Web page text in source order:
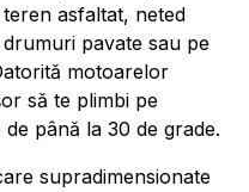
asfaltat, neted
pavate sau pe
motoarelor
să te plimbi pe
până la 30 de grade.
supradimensionate